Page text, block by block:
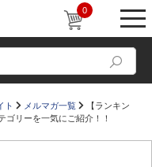
0
ト メルマガ一覧
【ランキン
ゴリーを一気にご紹介！！